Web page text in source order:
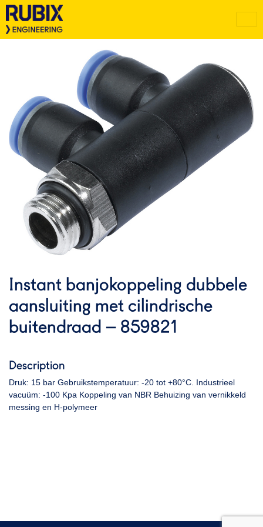
Instant banjokoppeling dubbele
aansluiting met cilindrische
buitendraad – 859821
Description
Druk: 15 bar Gebruikstemperatuur: -20 tot +80°C. Industrieel
vacuüm: -100 Kpa Koppeling van NBR Behuizing van vernikkeld
messing en H-polymeer